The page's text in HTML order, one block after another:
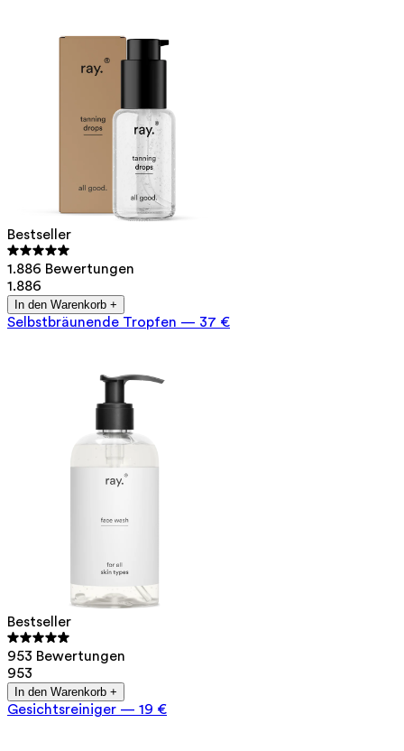
Bestseller
1.886 Bewertungen
1.886
In den Warenkorb +
Selbstbräunende Tropfen — 37 €
Bestseller
953 Bewertungen
953
In den Warenkorb +
Gesichtsreiniger — 19 €